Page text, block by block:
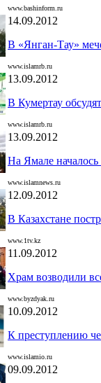
www.bashinform.ru
14.09.2012
В «Янган-Тау»
www.islamrb.ru
13.09.2012
В Кумертау
www.islamrb.ru
13.09.2012
На Ямале началось
www.islamnews.ru
12.09.2012
В Казахстане
www.1tv.kz
11.09.2012
Храм возводили
www.byzdyak.ru
10.09.2012
К преступлению
www.islamio.ru
09.09.2012